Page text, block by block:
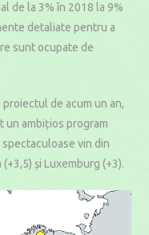
de la 3% în 2018 la 9%
detaliate pentru a
sunt ocupate de
de acum un an,
un ambițios program
vin din
și Luxemburg (+3).